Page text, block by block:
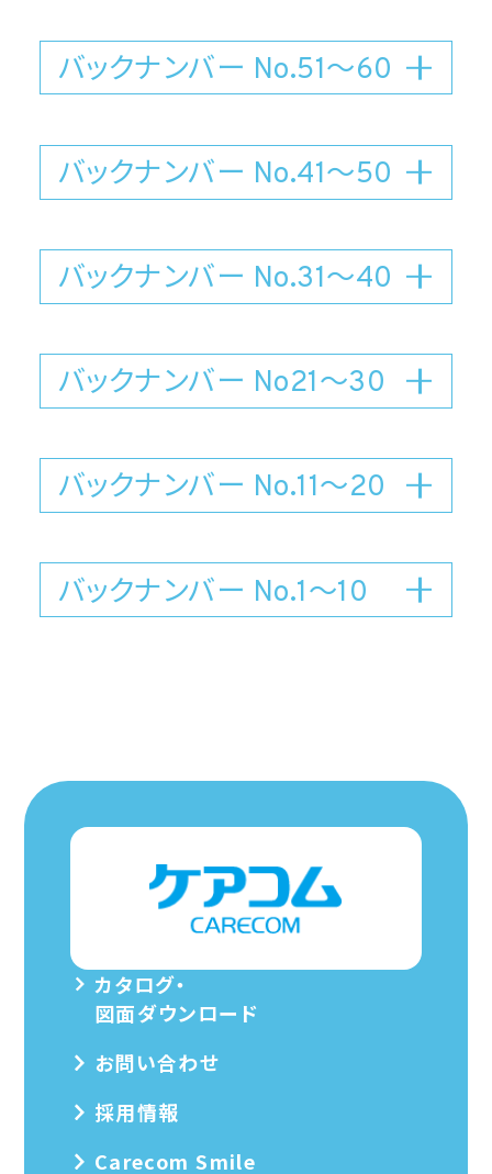
バックナンバー No.51〜60
バックナンバー No.41〜50
バックナンバー No.31～40
バックナンバー No21〜30
バックナンバー No.11～20
バックナンバー No.1〜10
カタログ・
図面ダウンロード
お問い合わせ
採用情報
Carecom Smile